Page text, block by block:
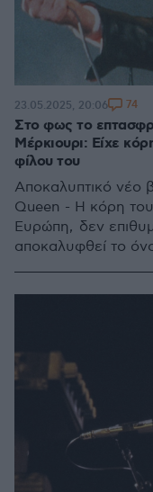
Στο φως το
Μέρκιουρι: Είχε
φίλου του
Αποκαλυπτικό νέο
Queen - Η κόρη του,
Ευρώπη, δεν
αποκαλυφθεί το
23.05.2025, 20:06 74